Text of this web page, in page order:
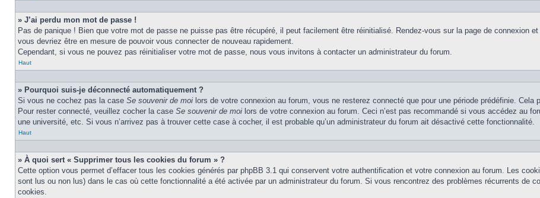
» J’ai perdu mon mot de passe !
Pas de panique ! Bien que votre mot de passe ne puisse pas être récupéré, il peut facilement être réinitialisé. Rendez-vous sur la page de connexion
vous devriez être en mesure de pouvoir vous connecter de nouveau rapidement.
Cependant, si vous ne pouvez pas réinitialiser votre mot de passe, nous vous invitons à contacter un administrateur du forum.
Haut
» Pourquoi suis-je déconnecté automatiquement ?
Si vous ne cochez pas la case Se souvenir de moi lors de votre connexion au forum, vous ne resterez connecté que pour une période prédéfinie. Cela
Pour rester connecté, veuillez cocher la case Se souvenir de moi lors de votre connexion au forum. Ceci n’est pas recommandé si vous accédez au
une université, etc. Si vous n’arrivez pas à trouver cette case à cocher, il est probable qu’un administrateur du forum ait désactivé cette fonctionnalité.
Haut
» À quoi sert « Supprimer tous les cookies du forum » ?
Cette option vous permet d’effacer tous les cookies générés par phpBB 3.1 qui conservent votre authentification et votre connexion au forum. Les
sont lus ou non lus) dans le cas où cette fonctionnalité a été activée par un administrateur du forum. Si vous rencontrez des problèmes récurrents de
cookies.